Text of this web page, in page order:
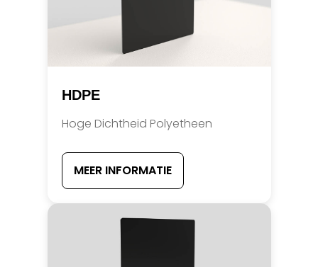
HDPE
Hoge Dichtheid Polyetheen
MEER INFORMATIE